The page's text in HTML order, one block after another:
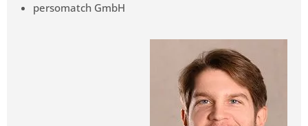
persomatch GmbH